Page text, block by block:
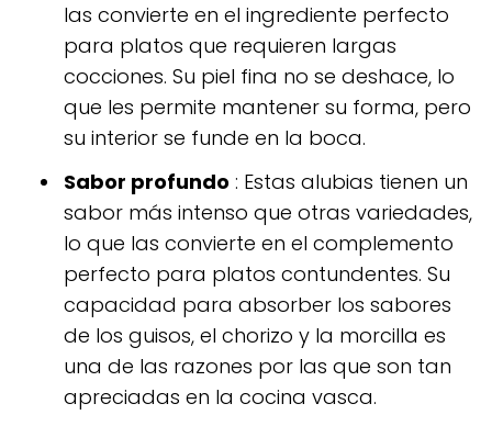
las convierte en el ingrediente perfecto
para platos que requieren largas
cocciones. Su piel fina no se deshace, lo
que les permite mantener su forma, pero
su interior se funde en la boca.
Sabor profundo : Estas alubias tienen un
sabor más intenso que otras variedades,
lo que las convierte en el complemento
perfecto para platos contundentes. Su
capacidad para absorber los sabores
de los guisos, el chorizo ​​y la morcilla es
una de las razones por las que son tan
apreciadas en la cocina vasca.